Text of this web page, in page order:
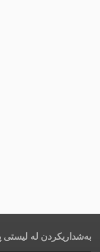
بەشداریکردن لە لیستی